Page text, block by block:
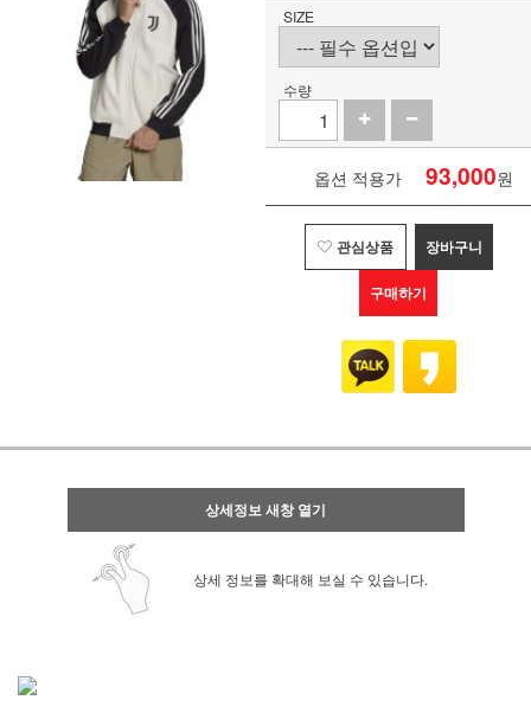
SIZE
수량
옵션 적용가 93,000원
관심상품 장바구니
구매하기
상세정보 새창 열기
상세 정보를 확대해 보실 수 있습니다.